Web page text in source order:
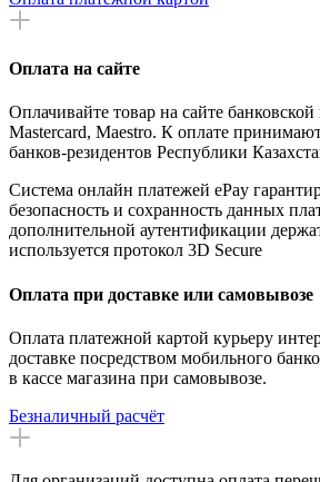
Оплата на сайте
Оплачивайте товар на сайте
Mastercard, Maestro. К оплате
банков-резидентов Республики
Система онлайн платежей ePay
безопасность и сохранность данных
дополнительной аутентификации
используется протокол 3D Secure
Оплата при доставке или самовывозе
Оплата платежной картой курьеру
доставке посредством мобильного
в кассе магазина при самовывозе.
Безналичный расчёт